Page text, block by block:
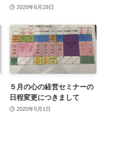
2020年6月29日
５月の心の経営セミナーの
日程変更につきまして
2020年5月1日